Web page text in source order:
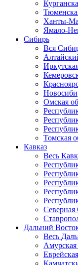
Ханты-
Ямало-
Сибирь
Вся
Омская
Томская
Кавказ
Весь
Северная
Дальний
Весь
Амурская